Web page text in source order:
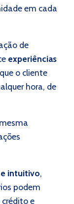
em cada
de
experiências
o cliente
hora, de
intuitivo,
podem
e